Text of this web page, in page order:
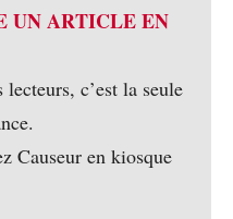
UN ARTICLE EN
c’est la seule
Causeur en kiosque